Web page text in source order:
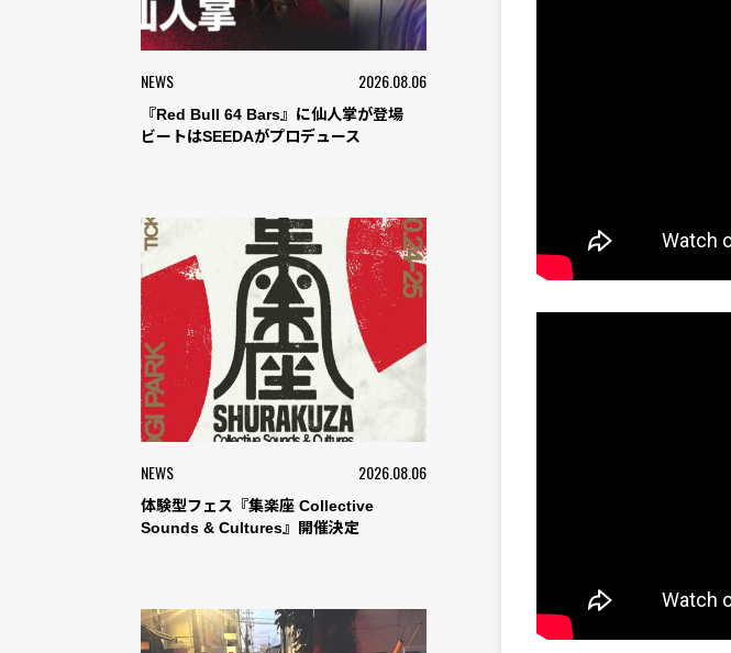
NEWS 2026.08.06
『Red Bull 64 Bars』に仙人掌が登場
ビートはSEEDAがプロデュース
NEWS 2026.08.06
体験型フェス『集楽座 Collective
Sounds & Cultures』開催決定